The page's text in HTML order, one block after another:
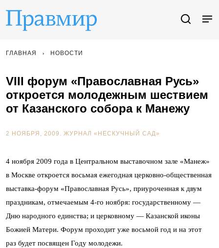
ГЛАВНАЯ НОВОСТИ
VIII форум «Православная Русь»
откроется молодежным шествием
от Казанского собора к Манежу
2 НОЯБРЯ, 2009. ЖУРНАЛ «НЕСКУЧНЫЙ САД»
4 ноября 2009 года в Центральном выставочном зале «Манеж»
в Москве откроется восьмая ежегодная церковно-общественная
выставка-форум «Православная Русь», приуроченная к двум
праздникам, отмечаемым 4-го ноября: государственному —
Дню народного единства; и церковному — Казанской иконы
Божией Матери. Форум проходит уже восьмой год и на этот
раз будет посвящен Году молодежи.